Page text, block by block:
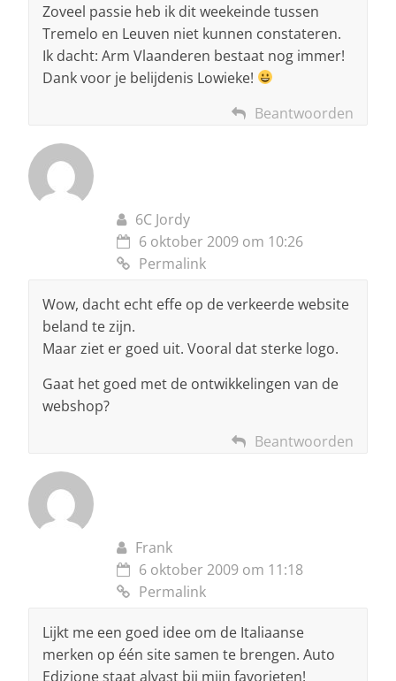
Zoveel passie heb ik dit weekeinde tussen
Tremelo en Leuven niet kunnen constateren.
Ik dacht: Arm Vlaanderen bestaat nog immer!
Dank voor je belijdenis Lowieke!
Beantwoorden
6C Jordy
6 oktober 2009 om 10:26
Permalink
Wow, dacht echt effe op de verkeerde website
beland te zijn.
Maar ziet er goed uit. Vooral dat sterke logo.
Gaat het goed met de ontwikkelingen van de
webshop?
Beantwoorden
Frank
6 oktober 2009 om 11:18
Permalink
Lijkt me een goed idee om de Italiaanse
merken op één site samen te brengen. Auto
Edizione staat alvast bij mijn favorieten!